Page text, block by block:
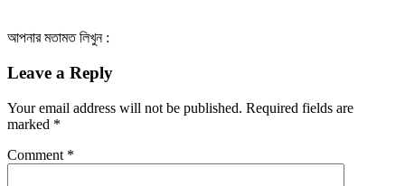
আপনার মতামত লিখুন :
Leave a Reply
Your email address will not be published. Required fields are
marked *
Comment *